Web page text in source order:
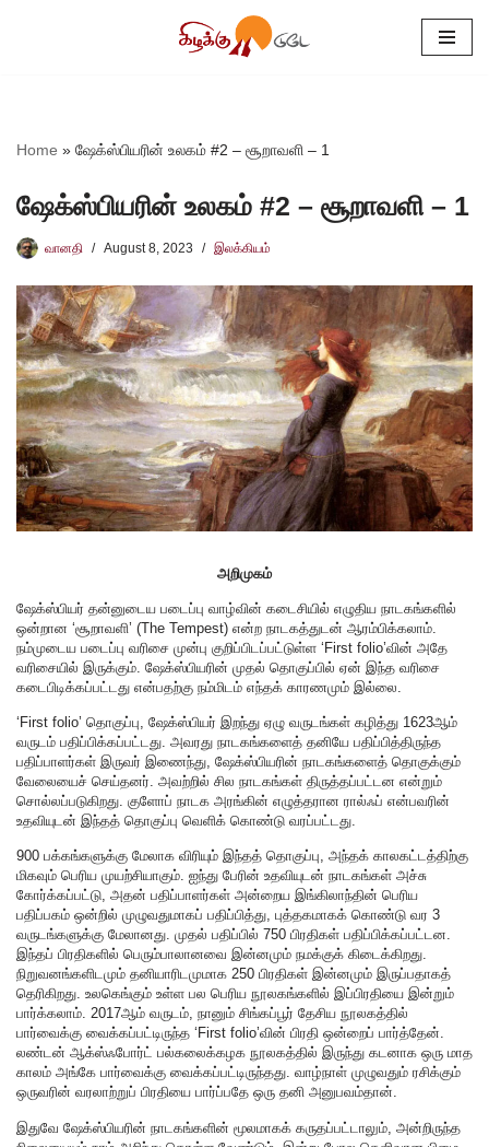
Home » ஷேக்ஸ்பியரின் உலகம் #2 – சூறாவளி – 1
ஷேக்ஸ்பியரின் உலகம் #2 – சூறாவளி – 1
வானதி August 8, 2023 இலக்கியம்
அறிமுகம்
ஷேக்ஸ்பியர் தன்னுடைய படைப்பு வாழ்வின் கடைசியில் எழுதிய நாடகங்களில்
ஒன்றான ‘சூறாவளி’ (The Tempest) என்ற நாடகத்துடன் ஆரம்பிக்கலாம்.
நம்முடைய படைப்பு வரிசை முன்பு குறிப்பிடப்பட்டுள்ள ‘First folio’வின் அதே
வரிசையில் இருக்கும். ஷேக்ஸ்பியரின் முதல் தொகுப்பில் ஏன் இந்த வரிசை
கடைபிடிக்கப்பட்டது என்பதற்கு நம்மிடம் எந்தக் காரணமும் இல்லை.
‘First folio’ தொகுப்பு, ஷேக்ஸ்பியர் இறந்து ஏழு வருடங்கள் கழித்து 1623ஆம்
வருடம் பதிப்பிக்கப்பட்டது. அவரது நாடகங்களைத் தனியே பதிப்பித்திருந்த
பதிப்பாளர்கள் இருவர் இணைந்து, ஷேக்ஸ்பியரின் நாடகங்களைத் தொகுக்கும்
வேலையைச் செய்தனர். அவற்றில் சில நாடகங்கள் திருத்தப்பட்டன என்றும்
சொல்லப்படுகிறது. குளோப் நாடக அரங்கின் எழுத்தரான ரால்ஃப் என்பவரின்
உதவியுடன் இந்தத் தொகுப்பு வெளிக் கொண்டு வரப்பட்டது.
900 பக்கங்களுக்கு மேலாக விரியும் இந்தத் தொகுப்பு, அந்தக் காலகட்டத்திற்கு
மிகவும் பெரிய முயற்சியாகும். ஐந்து பேரின் உதவியுடன் நாடகங்கள் அச்சு
கோர்க்கப்பட்டு, அதன் பதிப்பாளர்கள் அன்றைய இங்கிலாந்தின் பெரிய
பதிப்பகம் ஒன்றில் முழுவதுமாகப் பதிப்பித்து, புத்தகமாகக் கொண்டு வர 3
வருடங்களுக்கு மேலானது. முதல் பதிப்பில் 750 பிரதிகள் பதிப்பிக்கப்பட்டன.
இந்தப் பிரதிகளில் பெரும்பாலானவை இன்னமும் நமக்குக் கிடைக்கிறது.
நிறுவனங்களிடமும் தனியாரிடமுமாக 250 பிரதிகள் இன்னமும் இருப்பதாகத்
தெரிகிறது. உலகெங்கும் உள்ள பல பெரிய நூலகங்களில் இப்பிரதியை இன்றும்
பார்க்கலாம். 2017ஆம் வருடம், நானும் சிங்கப்பூர் தேசிய நூலகத்தில்
பார்வைக்கு வைக்கப்பட்டிருந்த ‘First folio’வின் பிரதி ஒன்றைப் பார்த்தேன்.
லண்டன் ஆக்ஸ்ஃபோர்ட் பல்கலைக்கழக நூலகத்தில் இருந்து கடனாக ஒரு மாத
காலம் அங்கே பார்வைக்கு வைக்கப்பட்டிருந்தது. வாழ்நாள் முழுவதும் ரசிக்கும்
ஒருவரின் வரலாற்றுப் பிரதியை பார்ப்பதே ஒரு தனி அனுபவம்தான்.
இதுவே ஷேக்ஸ்பியரின் நாடகங்களின் மூலமாகக் கருதப்பட்டாலும், அன்றிருந்த